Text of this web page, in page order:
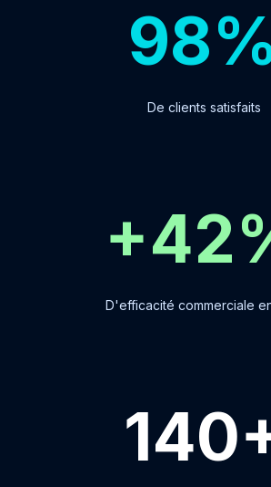
De clients satisfaits
D'efficacité commerciale